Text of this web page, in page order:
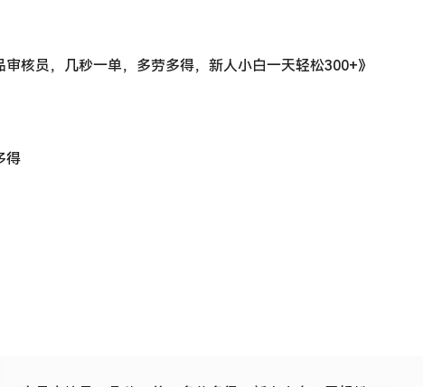
核员，几秒一单，多劳多得，新人小白一天轻松300+》
得